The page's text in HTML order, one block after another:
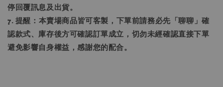
停回覆訊息及出貨。
7. 提醒：本賣場商品皆可客製，下單前請務必先「聊聊」確
認款式、庫存後方可確認訂單成立，切勿未經確認直接下單
避免影響自身權益，感謝您的配合。